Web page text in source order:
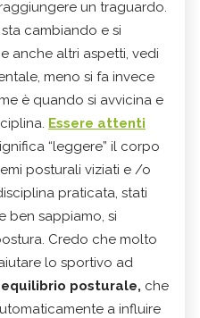
un traguardo.
cambiando e si
anche altri aspetti, vedi
meno si fa invece
è quando si avvicina e
Essere attenti
“leggere” il corpo
posturali viziati e /o
praticata, stati
ben sappiamo, si
Credo che molto
lo sportivo ad
posturale, che
a influire